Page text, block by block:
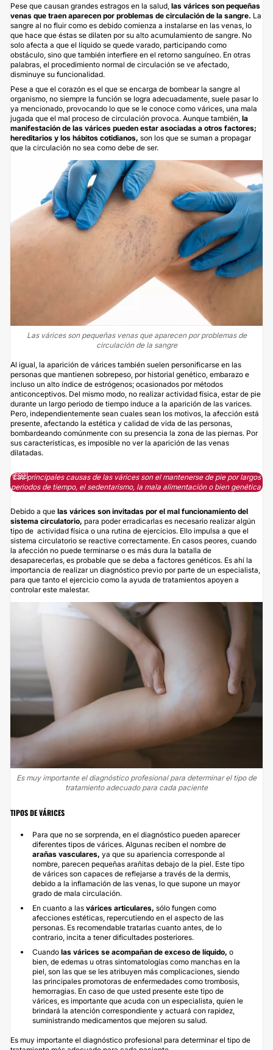
Pese que causan grandes estragos en la salud, las várices son pequeñas
venas que traen aparecen por problemas de circulación de la sangre. La
sangre al no fluir como es debido comienza a instalarse en las venas, lo
que hace que éstas se dilaten por su alto acumulamiento de sangre. No
solo afecta a que el líquido se quede varado, participando como
obstáculo, sino que también interfiere en el retorno sanguíneo. En otras
palabras, el procedimiento normal de circulación se ve afectado,
disminuye su funcionalidad.
Pese a que el corazón es el que se encarga de bombear la sangre al
organismo, no siempre la función se logra adecuadamente, suele pasar lo
ya mencionado, provocando lo que se le conoce como várices, una mala
jugada que el mal proceso de circulación provoca. Aunque también, la
manifestación de las várices pueden estar asociadas a otros factores;
hereditarios y los hábitos cotidianos, son los que se suman a propagar
que la circulación no sea como debe de ser.
Las várices son pequeñas venas que aparecen por problemas de
circulación de la sangre
Al igual, la aparición de várices también suelen personificarse en las
personas que mantienen sobrepeso, por historial genético, embarazo e
incluso un alto índice de estrógenos; ocasionados por métodos
anticonceptivos. Del mismo modo, no realizar actividad física, estar de pie
durante un largo periodo de tiempo induce a la aparición de las varices.
Pero, independientemente sean cuales sean los motivos, la afección está
presente, afectando la estética y calidad de vida de las personas,
bombardeando comúnmente con su presencia la zona de las piernas. Por
sus características, es imposible no ver la aparición de las venas
dilatadas.
Las principales causas de las várices son el mantenerse de pie por largos
periodos de tiempo, el sedentarismo, la mala alimentación o bien genética.
Debido a que las várices son invitadas por el mal funcionamiento del
sistema circulatorio, para poder erradicarlas es necesario realizar algún
tipo de actividad física o una rutina de ejercicios. Ello impulsa a que el
sistema circulatorio se reactive correctamente. En casos peores, cuando
la afección no puede terminarse o es más dura la batalla de
desaparecerlas, es probable que se deba a factores genéticos. Es ahí la
importancia de realizar un diagnóstico previo por parte de un especialista,
para que tanto el ejercicio como la ayuda de tratamientos apoyen a
controlar este malestar.
Es muy importante el diagnóstico profesional para determinar el tipo de
tratamiento adecuado para cada paciente
TIPOS DE VÁRICES
Para que no se sorprenda, en el diagnóstico pueden aparecer
diferentes tipos de várices. Algunas reciben el nombre de
arañas vasculares, ya que su apariencia corresponde al
nombre, parecen pequeñas arañitas debajo de la piel. Este tipo
de várices son capaces de reflejarse a través de la dermis,
debido a la inflamación de las venas, lo que supone un mayor
grado de mala circulación.
En cuanto a las várices articulares, sólo fungen como
afecciones estéticas, repercutiendo en el aspecto de las
personas. Es recomendable tratarlas cuanto antes, de lo
contrario, incita a tener dificultades posteriores.
Cuando las várices se acompañan de exceso de líquido, o
bien, de edemas u otras sintomatologías como manchas en la
piel, son las que se les atribuyen más complicaciones, siendo
las principales promotoras de enfermedades como trombosis,
hemorragias. En caso de que usted presente este tipo de
várices, es importante que acuda con un especialista, quien le
brindará la atención correspondiente y actuará con rapidez,
suministrando medicamentos que mejoren su salud.
Es muy importante el diagnóstico profesional para determinar el tipo de